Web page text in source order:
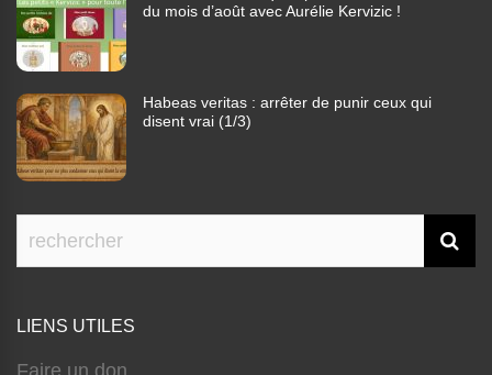
du mois d’août avec Aurélie Kervizic !
Habeas veritas : arrêter de punir ceux qui
disent vrai (1/3)
LIENS UTILES